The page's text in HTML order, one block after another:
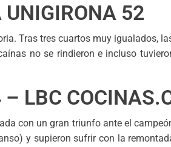
52
Tras tres cuartos muy igualados,
no se rindieron e incluso
LBC
con un gran triunfo ante el
y supieron sufrir con la